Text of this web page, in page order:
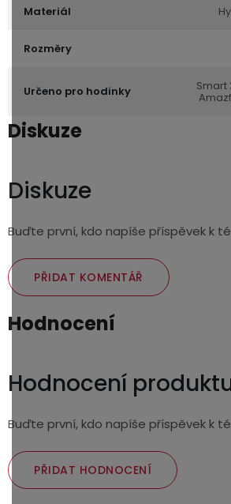
Materiál
Rozměry
Určeno pro hodinky Smart
Diskuze
Diskuze
Buďte první, kdo napíše příspěvek k
PŘIDAT KOMENTÁŘ
Hodnocení
Hodnocení
Buďte první, kdo napíše příspěvek k
PŘIDAT HODNOCENÍ